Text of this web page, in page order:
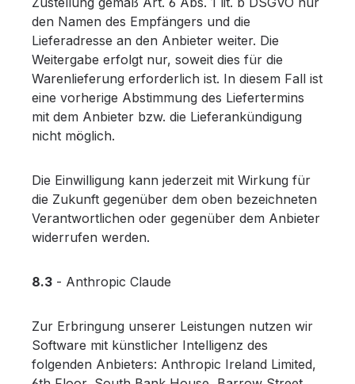
den Namen des Empfängers und die
Lieferadresse an den Anbieter weiter. Die
Weitergabe erfolgt nur, soweit dies für die
Warenlieferung erforderlich ist. In diesem Fall ist
eine vorherige Abstimmung des Liefertermins
mit dem Anbieter bzw. die Lieferankündigung
nicht möglich.
Die Einwilligung kann jederzeit mit Wirkung für
die Zukunft gegenüber dem oben bezeichneten
Verantwortlichen oder gegenüber dem Anbieter
widerrufen werden.
8.3 - Anthropic Claude
Zur Erbringung unserer Leistungen nutzen wir
Software mit künstlicher Intelligenz des
folgenden Anbieters: Anthropic Ireland Limited,